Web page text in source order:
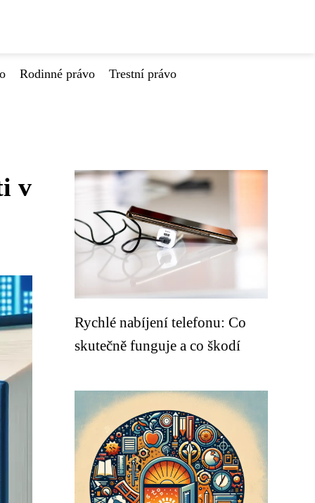
Rodinné právo
Trestní právo
v
Rychlé nabíjení telefonu: Co
skutečně funguje a co škodí